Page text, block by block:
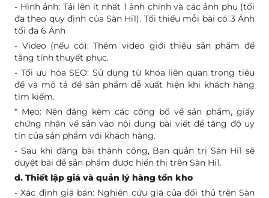
- Hình ảnh: Tải lên ít nhất 1 ảnh chính và các ảnh phụ (tối
đa theo quy định của Sàn Hi1). Tối thiếu mỗi bài có 3 Ảnh
tối đa 6 Ảnh
- Video (nếu có): Thêm video giới thiệu sản phẩm để
tăng tính thuyết phục.
- Tối ưu hóa SEO: Sử dụng từ khóa liên quan trong tiêu
đề và mô tả để sản phẩm dễ xuất hiện khi khách hàng
tìm kiếm.
* Mẹo: Nên đăng kèm các công bố về sản phẩm, giấy
chứng nhận về sản vào nội dung bài viết để tăng độ uy
tín của sản phẩm với khách hàng.
- Sau khi đăng bài thành công, Ban quản trị Sàn Hi1 sẽ
duyệt bài để sản phẩm được hiển thị trên Sàn Hi1.
d. Thiết lập giá và quản lý hàng tồn kho
- Xác định giá bán: Nghiên cứu giá của đối thủ trên Sàn